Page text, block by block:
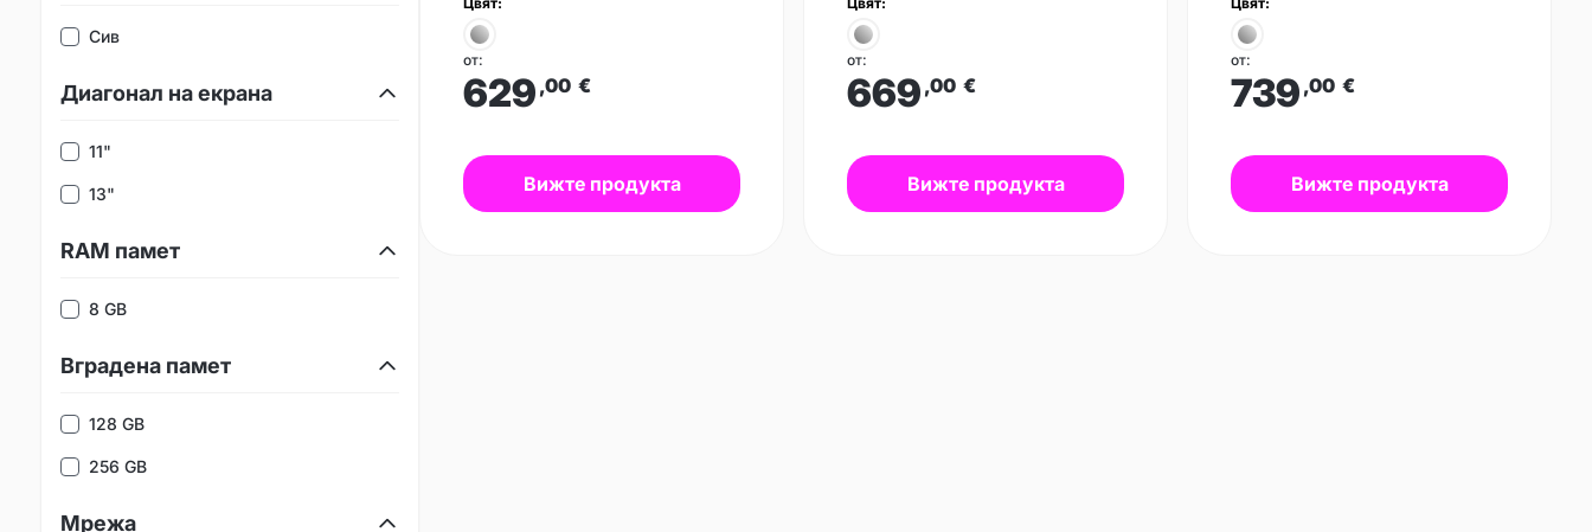
Сив
Диагонал на екрана
11"
13"
RAM памет
8 GB
Вградена памет
128 GB
256 GB
Мрежа
от:
629 ,00 €
Вижте продукта
от:
669 ,00 €
Вижте продукта
от:
739 ,00 €
Вижте продукта